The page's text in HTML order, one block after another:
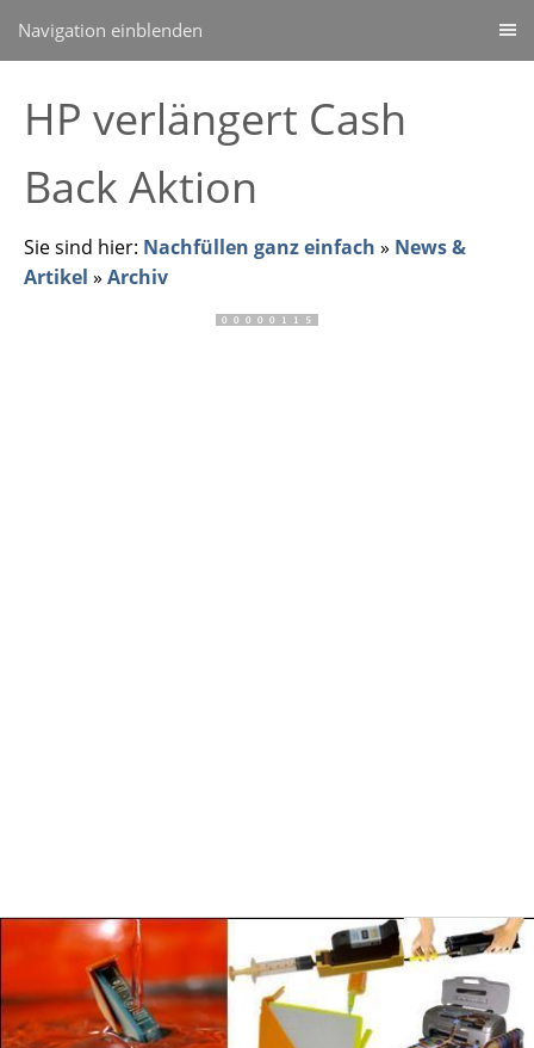
Navigation einblenden
HP verlängert Cash
Back Aktion
Sie sind hier: Nachfüllen ganz einfach » News &
Artikel » Archiv